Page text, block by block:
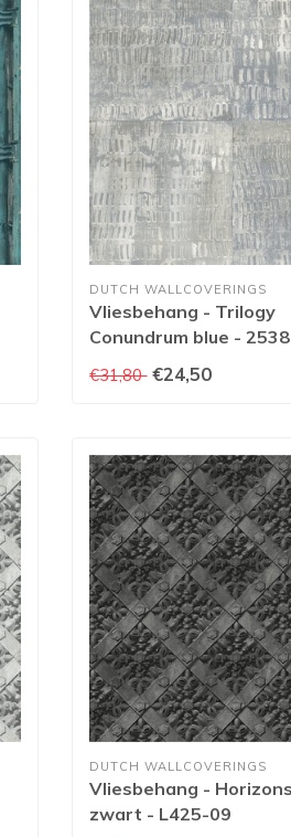
DUTCH WALLCOVERINGS
Vliesbehang - Trilogy
Conundrum blue -
€31,80 €24,50
DUTCH WALLCOVERINGS
Vliesbehang -
zwart - L425-09